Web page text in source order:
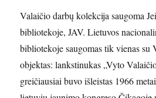
Valaičio darbų kolekcija saugoma
bibliotekoje, JAV. Lietuvos
bibliotekoje saugomas tik vienas su
objektas: lankstinukas „Vyto
greičiausiai buvo išleistas 1966